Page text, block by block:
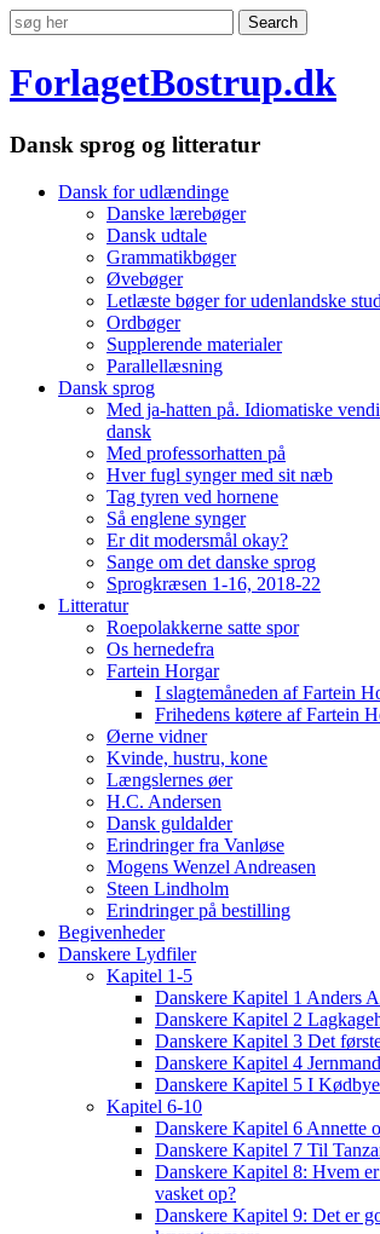
ForlagetBostrup.dk
Dansk sprog og litteratur
Dansk for udlændinge
Danske lærebøger
Dansk udtale
Grammatikbøger
Øvebøger
Letlæste bøger for udenlandske
Ordbøger
Supplerende materialer
Parallellæsning
Dansk sprog
Med ja-hatten på. Idiomatiske
dansk
Med professorhatten på
Hver fugl synger med sit næb
Tag tyren ved hornene
Så englene synger
Er dit modersmål okay?
Sange om det danske sprog
Sprogkræsen 1-16, 2018-22
Litteratur
Roepolakkerne satte spor
Os hernedefra
Fartein Horgar
I slagtemåneden af Fartein
Frihedens køtere af Fartein
Øerne vidner
Kvinde, hustru, kone
Længslernes øer
H.C. Andersen
Dansk guldalder
Erindringer fra Vanløse
Mogens Wenzel Andreasen
Steen Lindholm
Erindringer på bestilling
Begivenheder
Danskere Lydfiler
Kapitel 1-5
Danskere Kapitel 1 Anders
Danskere Kapitel 2
Danskere Kapitel 3 Det
Danskere Kapitel 4
Danskere Kapitel 5 I
Kapitel 6-10
Danskere Kapitel 6 Annette
Danskere Kapitel 7 Til
Danskere Kapitel 8: Hvem
vasket op?
Danskere Kapitel 9: Det er